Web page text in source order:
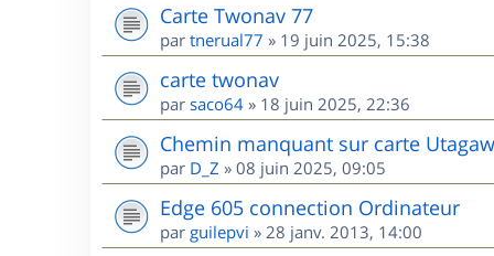
Carte Twonav 77
par tnerual77 » 19 juin 2025, 15:38
carte twonav
par saco64 » 18 juin 2025, 22:36
Chemin manquant sur carte
par D_Z » 08 juin 2025, 09:05
Edge 605 connection Ordinateur
par guilepvi » 28 janv. 2013, 14:00